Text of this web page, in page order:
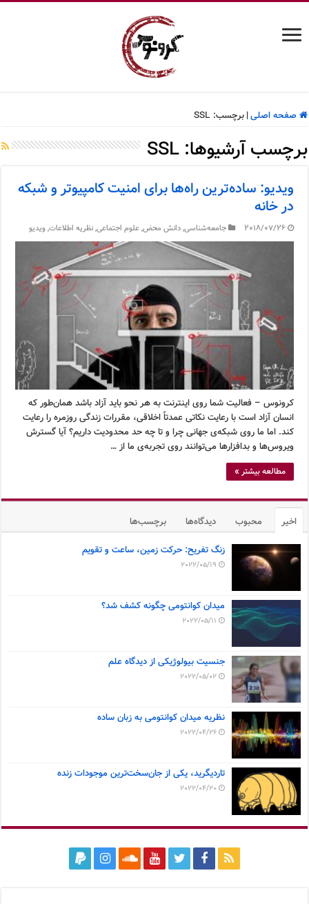
صفحه اصلی| برچسب:SSL
برچسب آرشیوها:SSL
ویدیو: ساده‌ترین راه‌ها برای امنیت کامپیوتر و شبکه
در خانه
2018/07/26 جامعه‌شناسی,دانش محض,علوم اجتماعی,نظریه اطلاعات,ویدیو
کرونوس – فعالیت شما روی اینترنت به هر نحو باید آزاد باشد همان‌طور که
انسان آزاد است با رعایت نکاتی عمدتاً اخلاقی، مقررات زندگی روزمره را رعایت
کند. اما ما روی شبکه‌ی جهانی چرا و تا چه حد محدودیت داریم؟ آیا گسترش
ویروس‌ها و بدافزارها می‌توانند روی تجربه‌ی ما از …
مطالعه بیشتر »
اخیر محبوب دیدگاه‌ها برچسب‌ها
زنگ تفریح: حرکت زمین، ساعت و تقویم
2022/05/19
میدان کوانتومی چگونه کشف شد؟
2022/05/11
جنسیت بیولوژیکی از دیدگاه علم
2022/05/02
نظریه میدان کوانتومی به زبان ساده
2022/04/26
تاردیگرید، یکی از جان‌سخت‌ترین موجودات زنده
2022/04/20